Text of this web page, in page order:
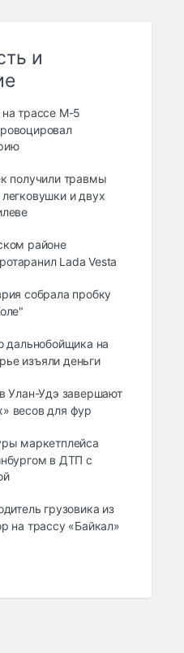
и
трассе М-5
получили травмы
и двух
районе
Lada Vesta
собрала пробку
дальнобойщика на
изъяли деньги
Улaн-Удэ зaвepшaют
вecoв для фyp
маркетплейса
в ДТП с
грузовика из
на трассу «Байкал»